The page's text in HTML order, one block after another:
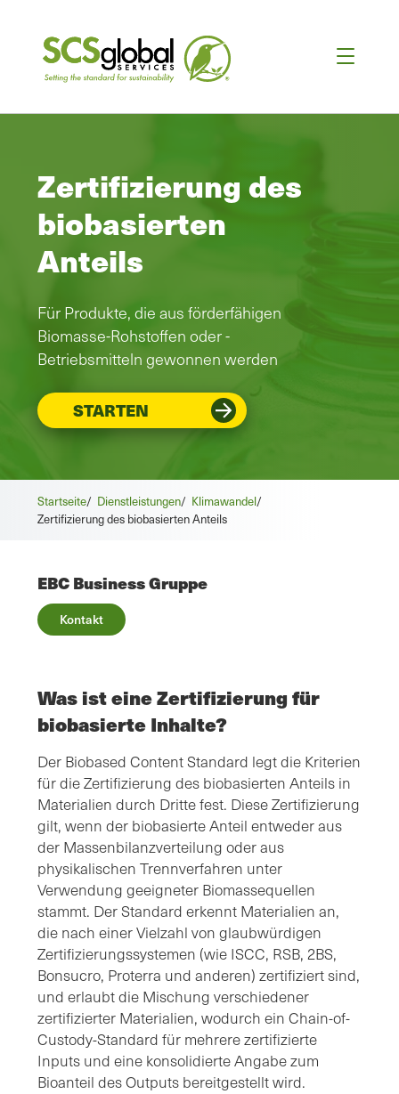
Zertifizierung des
biobasierten
Anteils
Für Produkte, die aus förderfähigen
Biomasse-Rohstoffen oder -
Betriebsmitteln gewonnen werden
STARTEN
Startseite/ Dienstleistungen/ Klimawandel/
Zertifizierung des biobasierten Anteils
EBC Business Gruppe
Kontakt
Was ist eine Zertifizierung für
biobasierte Inhalte?
Der Biobased Content Standard legt die Kriterien
für die Zertifizierung des biobasierten Anteils in
Materialien durch Dritte fest. Diese Zertifizierung
gilt, wenn der biobasierte Anteil entweder aus
der Massenbilanzverteilung oder aus
physikalischen Trennverfahren unter
Verwendung geeigneter Biomassequellen
stammt. Der Standard erkennt Materialien an,
die nach einer Vielzahl von glaubwürdigen
Zertifizierungssystemen (wie ISCC, RSB, 2BS,
Bonsucro, Proterra und anderen) zertifiziert sind,
und erlaubt die Mischung verschiedener
zertifizierter Materialien, wodurch ein Chain-of-
Custody-Standard für mehrere zertifizierte
Inputs und eine konsolidierte Angabe zum
Bioanteil des Outputs bereitgestellt wird.